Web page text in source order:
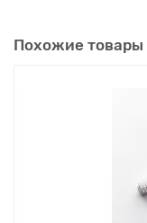
Похожие товары